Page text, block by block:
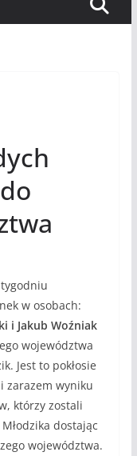
w osobach:
i Jakub Woźniak
województwa
Jest to pokłosie
zarazem wyniku
którzy zostali
dostając
województwa.